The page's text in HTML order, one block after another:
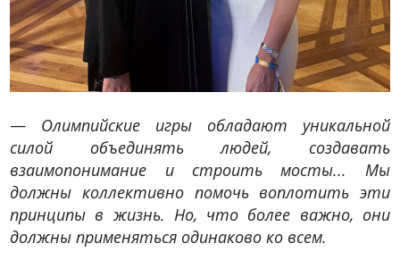
— Олимпийские игры обладают уникальной
силой объединять людей, создавать
взаимопонимание и строить мосты... Мы
должны коллективно помочь воплотить эти
принципы в жизнь. Но, что более важно, они
должны применяться одинаково ко всем.